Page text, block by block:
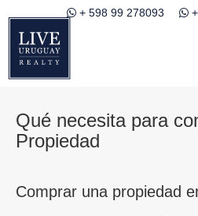
+ 598 99 278093
Qué necesita para
Propiedad
Comprar una propiedad